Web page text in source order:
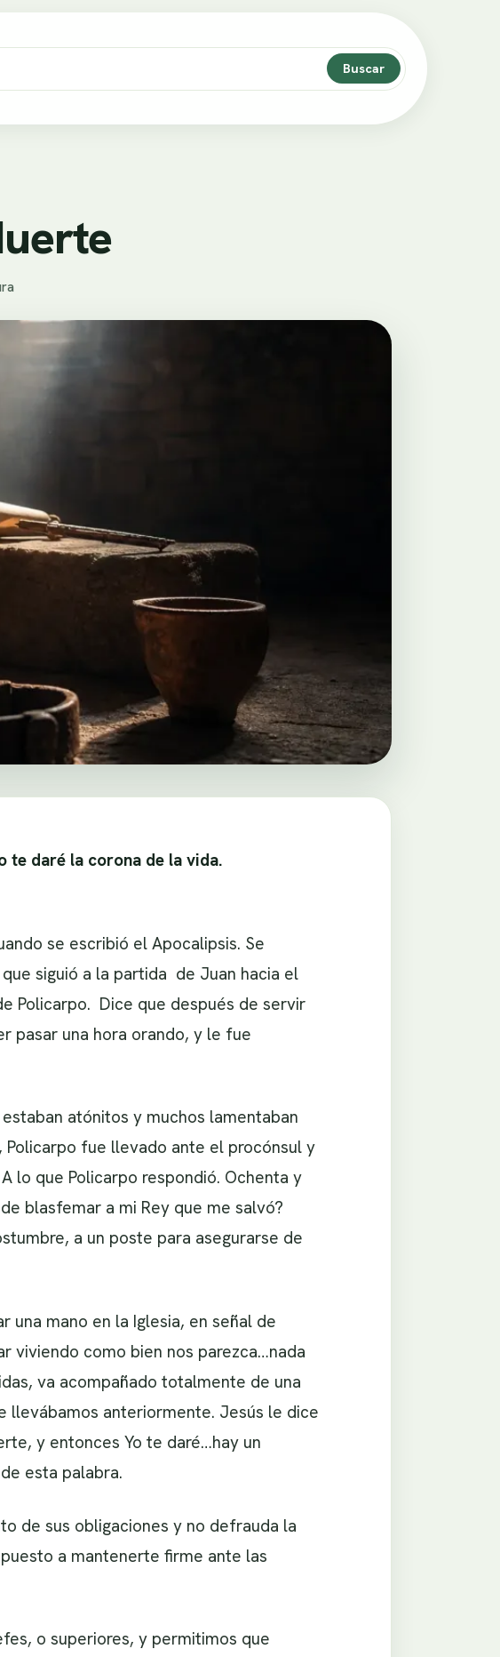
Buscar
te daré la corona de la vida.
se escribió el Apocalipsis. Se
siguió a la partida de Juan hacia el
Policarpo. Dice que después de servir
pasar una hora orando, y le fue
atónitos y muchos lamentaban
Policarpo fue llevado ante el procónsul y
lo que Policarpo respondió. Ochenta y
blasfemar a mi Rey que me salvó?
a un poste para asegurarse de
mano en la Iglesia, en señal de
viviendo como bien nos parezca…nada
va acompañado totalmente de una
llevábamos anteriormente. Jesús le dice
y entonces Yo te daré…hay un
esta palabra.
de sus obligaciones y no defrauda la
a mantenerte firme ante las
o superiores, y permitimos que